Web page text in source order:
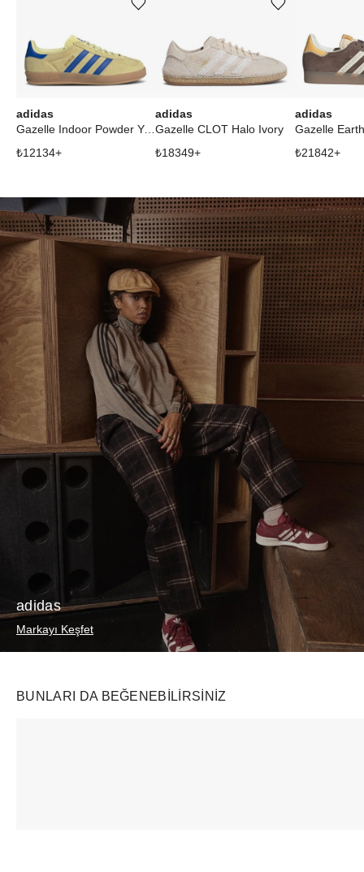
adidas
Gazelle Indoor Powder Yellow Royal Blue
₺12134+
Ürünü istek listesine ekle veya listeden çıkar
adidas
Gazelle CLOT Halo Ivory
₺18349+
Ürünü istek listesine ekle veya listeden çıkar
adidas
Gazelle
₺21842+
adidas
Markayı Keşfet
BUNLARI DA BEĞENEBILIRSINIZ